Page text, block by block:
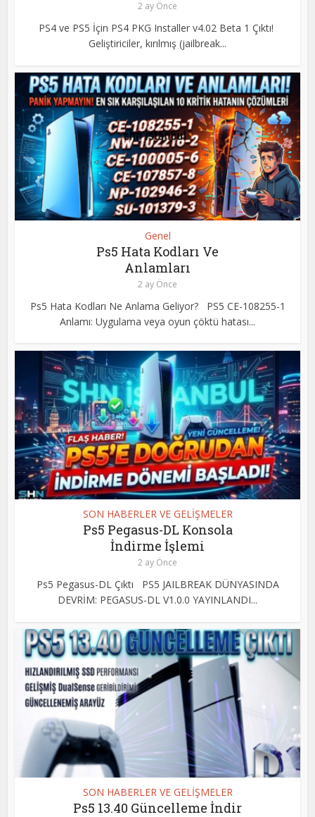
2 ay Önce
PS4 ve PS5 İçin PS4 PKG Installer v4.02 Beta 1 Çıktı!
Geliştiriciler, kırılmış (jailbreak...
Genel
Ps5 Hata Kodları Ve
Anlamları
2 ay Önce
Ps5 Hata Kodları Ne Anlama Geliyor? PS5 CE-108255-1
Anlamı: Uygulama veya oyun çöktü hatası...
SON HABERLER VE GELİŞMELER
Ps5 Pegasus-DL Konsola
İndirme İşlemi
2 ay Önce
Ps5 Pegasus-DL Çıktı PS5 JAILBREAK DÜNYASINDA
DEVRİM: PEGASUS-DL V1.0.0 YAYINLANDI...
SON HABERLER VE GELİŞMELER
Ps5 13.40 Güncelleme İndir